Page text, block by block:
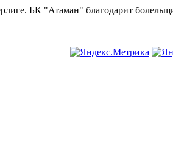
БК "Атаман" благодарит